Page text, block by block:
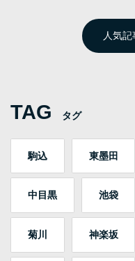
人気
TAG タグ
駒込 東墨田
中目黒 池袋
菊川 神楽坂